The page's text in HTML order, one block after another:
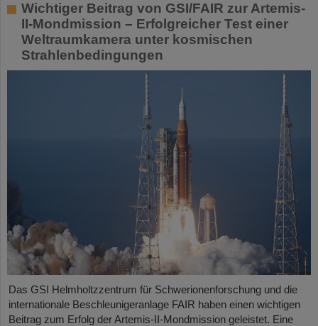
Wichtiger Beitrag von GSI/FAIR zur Artemis-
II-Mondmission – Erfolgreicher Test einer
Weltraumkamera unter kosmischen
Strahlenbedingungen
Das GSI Helmholtzzentrum für Schwerionenforschung und die
internationale Beschleunigeranlage FAIR haben einen wichtigen
Beitrag zum Erfolg der Artemis-II-Mondmission geleistet. Eine